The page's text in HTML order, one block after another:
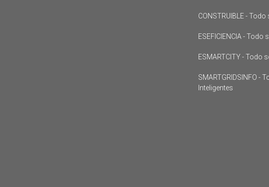
CONSTRUIBLE -
ESEFICIENCIA - Todo
ESMARTCITY - Todo
SMARTGRIDSINFO -
Inteligentes